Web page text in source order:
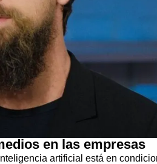
en las empresas
artificial está en